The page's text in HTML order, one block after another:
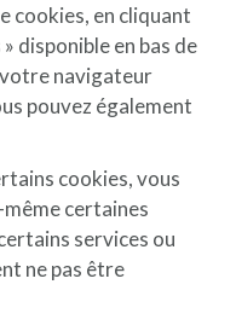
cookies, en cliquant
disponible en bas de
navigateur
pouvez également
cookies, vous
certaines
services ou
ne pas être